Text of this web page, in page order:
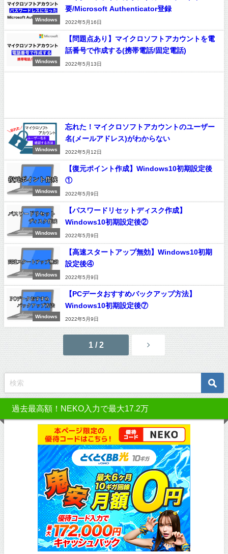
Windows
要/Microsoft Authenticator登録
2022年5月16日
Windows
【問題点あり】マイクロソフトアカウントを電
話番号で作成する(携帯電話/固定電話)
2022年5月13日
Windows
忘れた！マイクロソフトアカウントのユーザー
名(メールアドレス)がわからない
2022年5月12日
Windows
【復元ポイント作成】Windows10初期設定後
①
2022年5月9日
Windows
【パスワードリセットディスク作成】
Windows10初期設定後②
2022年5月9日
Windows
【高速スタートアップ無効】Windows10初期
設定後④
2022年5月9日
Windows
【PCデータおすすめバックアップ方法】
Windows10初期設定後⑦
2022年5月9日
1 / 2
過去最高額！NEKO入力で最大17.2万